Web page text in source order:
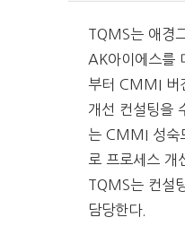
TQMS는 애경
AK아이에스를
부터 CMMI 버
개선 컨설팅을
는 CMMI 성숙
로 프로세스 개
TQMS는 컨설
담당한다.